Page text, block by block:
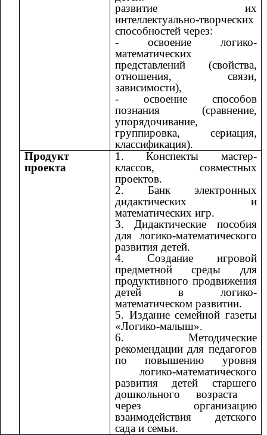
развитие их
интеллектуально-творческих
способностей через:
- освоение логико-
математических
представлений (свойства,
отношения, связи,
зависимости),
- освоение способов
познания (сравнение,
упорядочивание,
группировка, сериация,
классификация).
Продукт
проекта
1. Конспекты мастер-
классов, совместных
проектов.
2. Банк электронных
дидактических и
математических игр.
3. Дидактические пособия
для логико-математического
развития детей.
4. Создание игровой
предметной среды для
продуктивного продвижения
детей в логико-
математическом развитии.
5. Издание семейной газеты
«Логико-малыш».
6. Методические
рекомендации для педагогов
по повышению уровня
логико-математического
развития детей старшего
дошкольного возраста
через организацию
взаимодействия детского
сада и семьи.